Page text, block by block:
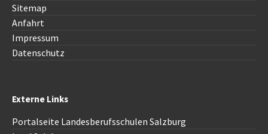
Sitemap
Anfahrt
Impressum
Datenschutz
Externe Links
Portalseite Landesberufsschulen Salzburg